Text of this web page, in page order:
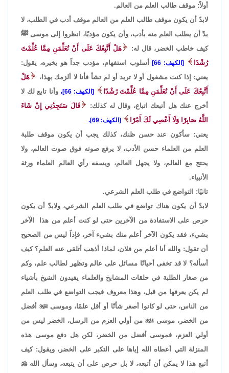
أولاً: موقف طالب العلم من العالم.
لابدّ أن يكون موقف طالب العلم من العالم موقف أدب في الطلب، لا
بدّ أن يطلب العلم منه بأدب، وأن يكون مؤدبًا، انظروا إلى موسى ﷺ
كيف خاطب الخضر، قال له:
هَلْ أَتَّبِعُكَ عَلَى أَنْ تُعَلِّمَنِ مِمَّا عُلِّمْتَ
رُشْدًا
[الكهف: 66]
أسلوب استفهام، مؤدب جداً هو يخيره، يقول:
يعني: إذا كنت مشغول أو لا تريد أو لم تشأ فأنا لا ألزمك بهذا،
هَلْ
أَتَّبِعُكَ عَلَى أَنْ تُعَلِّمَنِ مِمَّا عُلِّمْتَ رُشْدًا
[الكهف: 66]،
وأنا تابع لك لا
أخرج عنك هل أتبعك اتباع، وقال له كذلك:
قَالَ سَتَجِدُنِي إِنْ شَاءَ
اللَّهُ صَابِرًا وَلَا أَعْصِي لَكَ أَمْرًا
[الكهف: 69].
يعني: سأكون عند حسن ظنك، كذلك يجب أن يكون موقف طلبة
العلم من العلماء حسن الأدب، لا يرفع صوته فوق صوت العالم، ولا
يحتج مع العالم، ولا يجهل العالم، ويسفه رأي العالم العلماء ورثة
الأنبياء.
ثانيًا: التواضع في طلب العلم الشرعي.
لابدّ أن يكون هناك تواضع في طلب العلم الشرعي، ولابدّ أن يكون
حرص على الاستفادة من الآخرين حتى لو كنت أعلم من هذا الآخر
بشيء، فقد يكون الآخر أعلم منك بشيء آخر، فإذاً ليس من الصحيح
أن تقول: والله أنا أعلم من فلان، لماذا أذهب أتلقى عنه العلم؟ كيف
أسأله؟ لا قد تخفى أحيانًا مسائل على عالم وتظهر لطالب علم، وكم
من صغار الطلبة في حلقات المشايخ والعلماء يفيدون الشيخ بأشياء
لم يكن يعرفها من قبل، وهذا معروف فيجب التواضع في طلب العلم
من الناس، حتى لو كانوا أصغر شأنًا أو أقل علمًا، وموسى أفضل
من الخضر، موسى من أولي العزم من الرسل، الخضر ليس من
أولي العزم، فموسى أفضل من الخضر، لكن هل دفع موسى هذه
المنزلة التي أعطاه الله إياها على التكبر على الخضر، ويقول: كيف
أتبع هذا لا يمكن أن أتبعه، لا بل حرص على أن يتبعه، وسأل الله